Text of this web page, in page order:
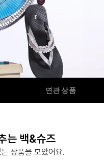
연관 상품
는 백&슈즈
상품을 모았어요.